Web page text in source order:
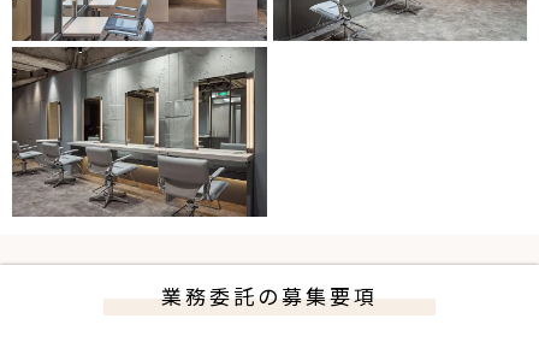
業務委託の募集要項